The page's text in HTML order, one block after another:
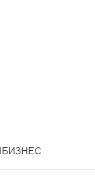
БИЗНЕС